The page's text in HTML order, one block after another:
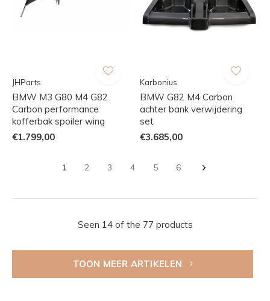
JHParts
BMW M3 G80 M4 G82
Carbon performance
kofferbak spoiler wing
€1.799,00
Karbonius
BMW G82 M4 Carbon
achter bank verwijdering
set
€3.685,00
1 2 3 4 5 6
Seen 14 of the 77 products
TOON MEER ARTIKELEN